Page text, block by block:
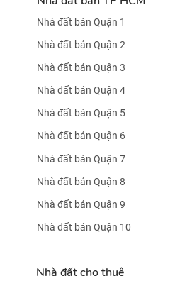
Nhà đất bán Quận 1
Nhà đất bán Quận 2
Nhà đất bán Quận 3
Nhà đất bán Quận 4
Nhà đất bán Quận 5
Nhà đất bán Quận 6
Nhà đất bán Quận 7
Nhà đất bán Quận 8
Nhà đất bán Quận 9
Nhà đất bán Quận 10
Nhà đất cho thuê